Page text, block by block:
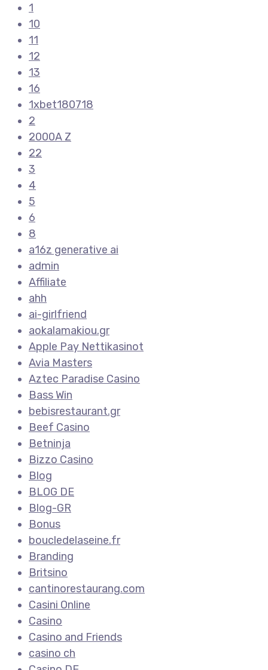
1
10
11
12
13
16
1xbet180718
2
2000A Z
22
3
4
5
6
8
a16z generative ai
admin
Affiliate
ahh
ai-girlfriend
aokalamakiou.gr
Apple Pay Nettikasinot
Avia Masters
Aztec Paradise Casino
Bass Win
bebisrestaurant.gr
Beef Casino
Betninja
Bizzo Casino
Blog
BLOG DE
Blog-GR
Bonus
boucledelaseine.fr
Branding
Britsino
cantinorestaurang.com
Casini Online
Casino
Casino and Friends
casino ch